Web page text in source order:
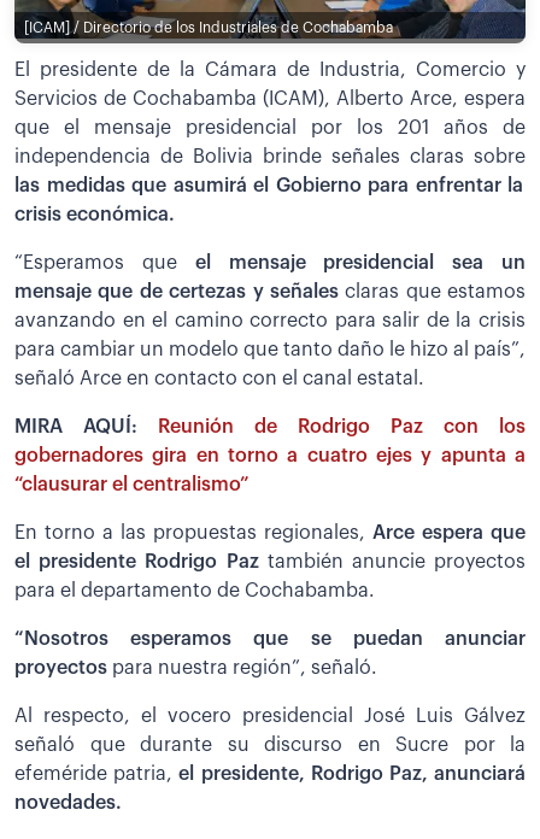
[ICAM] / Directorio de los Industriales de Cochabamba
El presidente de la Cámara de Industria, Comercio y
Servicios de Cochabamba (ICAM), Alberto Arce, espera
que el mensaje presidencial por los 201 años de
independencia de Bolivia brinde señales claras sobre
las medidas que asumirá el Gobierno para enfrentar la
crisis económica.
“Esperamos queel mensaje presidencial sea un
mensaje que de certezas y señalesclaras que estamos
avanzando en el camino correcto para salir de la crisis
para cambiar un modelo que tanto daño le hizo al país”,
señaló Arce en contacto con el canal estatal.
MIRA AQUÍ:
Reunión de Rodrigo Paz con los
gobernadores gira en torno a cuatro ejes y apunta a
“clausurar el centralismo”
En torno a las propuestas regionales, Arce espera que
el presidente Rodrigo Paz también anuncie proyectos
para el departamento de Cochabamba.
“Nosotros esperamos que se puedan anunciar
proyectos para nuestra región”, señaló.
Al respecto, el vocero presidencial José Luis Gálvez
señaló que durante su discurso en Sucre por la
efeméride patria,el presidente, Rodrigo Paz, anunciará
novedades.